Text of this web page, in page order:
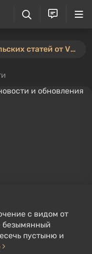
⚡️ Новый конкурс пользовательских статей от VGTimes — участвуйте тут ⚡️
с видом от
безымянный
пустыню и